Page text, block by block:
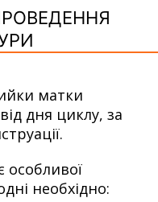
матки
дня циклу, за
особливої
необхідно: